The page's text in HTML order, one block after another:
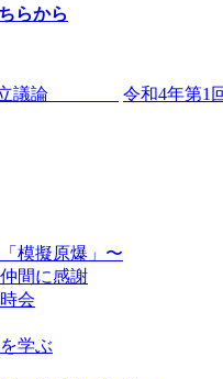
らから
項対立議論 令和4年第1
模擬原爆」〜
間に感謝
会
学ぶ